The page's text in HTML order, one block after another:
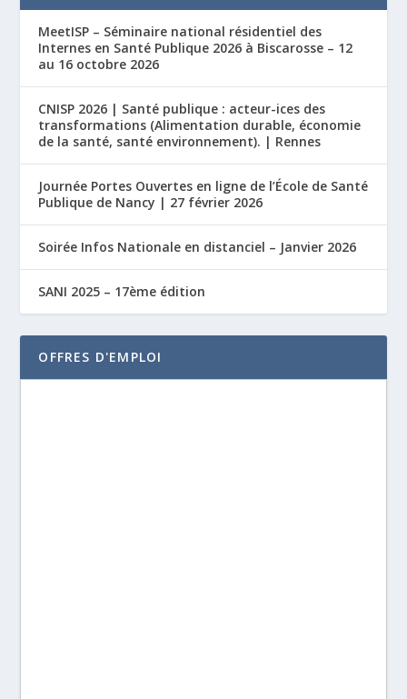
MeetISP – Séminaire national résidentiel des
Internes en Santé Publique 2026 à Biscarosse – 12
au 16 octobre 2026
CNISP 2026 | Santé publique : acteur-ices des
transformations (Alimentation durable, économie
de la santé, santé environnement). | Rennes
Journée Portes Ouvertes en ligne de l’École de Santé
Publique de Nancy | 27 février 2026
Soirée Infos Nationale en distanciel – Janvier 2026
SANI 2025 – 17ème édition
OFFRES D'EMPLOI